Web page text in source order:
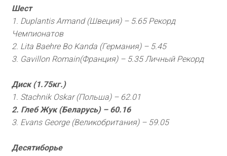
Шест
1. Duplantis Armand (Швеция) – 5.65 Рекорд
Чемпионатов
2. Lita Baehre Bo Kanda (Германия) – 5.45
3. Gavillon Romain(Франция) – 5.35 Личный Рекорд
Диск (1.75кг.)
1. Stachnik Oskar (Польша) – 62.01
2. Глеб Жук (Беларусь) – 60.16
3. Evans George (Великобритания) – 59.05
Десятиборье